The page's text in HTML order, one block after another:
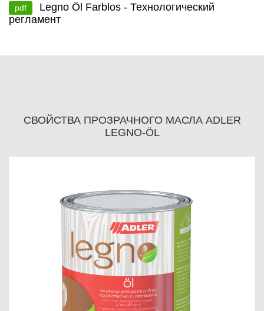
pdf
Legno Öl Farblos - Технологический
регламент
СВОЙСТВА ПРОЗРАЧНОГО МАСЛА ADLER
LEGNO-ÖL